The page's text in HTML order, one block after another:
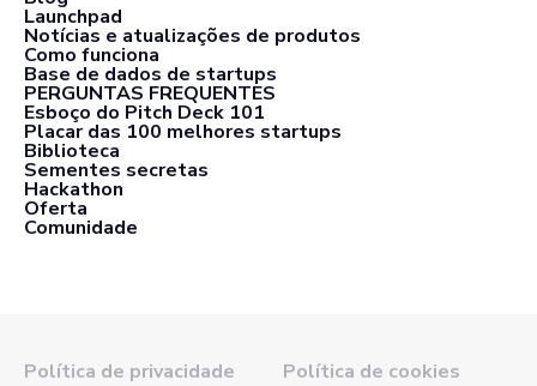
Launchpad
Notícias e atualizações de produtos
Como funciona
Base de dados de startups
PERGUNTAS FREQUENTES
Esboço do Pitch Deck 101
Placar das 100 melhores startups
Biblioteca
Sementes secretas
Hackathon
Oferta
Comunidade
Política de privacidade
Política de cookies